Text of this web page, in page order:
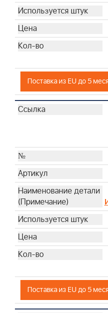
Поставка из EU до 5
Поставка из EU до 5